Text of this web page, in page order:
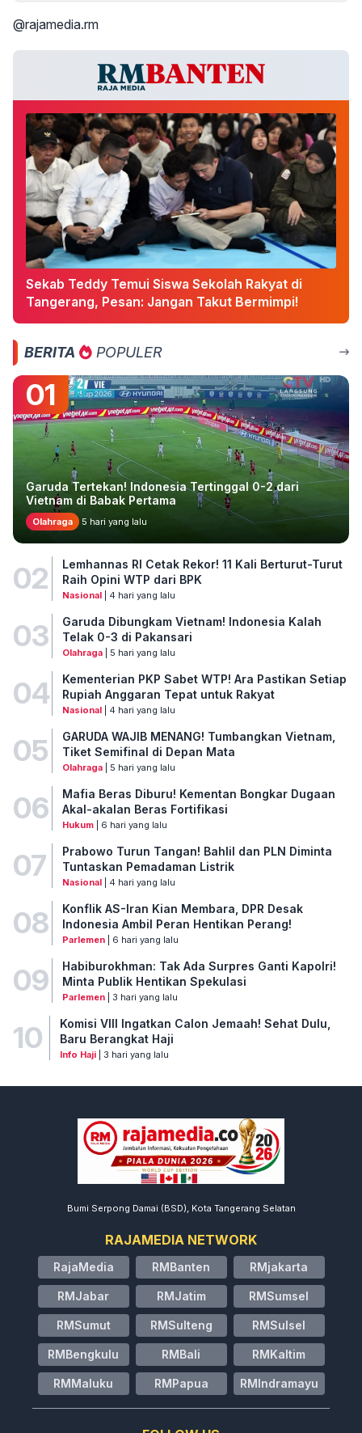
@rajamedia.rm
Sekab Teddy Temui Siswa Sekolah Rakyat di
Tangerang, Pesan: Jangan Takut Bermimpi!
BERITA POPULER
01
Garuda Tertekan! Indonesia Tertinggal 0-2 dari
Vietnam di Babak Pertama
Olahraga 5 hari yang lalu
02
Lemhannas RI Cetak Rekor! 11 Kali Berturut-Turut
Raih Opini WTP dari BPK
Nasional| 4 hari yang lalu
03
Garuda Dibungkam Vietnam! Indonesia Kalah
Telak 0-3 di Pakansari
Olahraga| 5 hari yang lalu
04
Kementerian PKP Sabet WTP! Ara Pastikan Setiap
Rupiah Anggaran Tepat untuk Rakyat
Nasional| 4 hari yang lalu
05
GARUDA WAJIB MENANG! Tumbangkan Vietnam,
Tiket Semifinal di Depan Mata
Olahraga| 5 hari yang lalu
06
Mafia Beras Diburu! Kementan Bongkar Dugaan
Akal-akalan Beras Fortifikasi
Hukum| 6 hari yang lalu
07
Prabowo Turun Tangan! Bahlil dan PLN Diminta
Tuntaskan Pemadaman Listrik
Nasional| 4 hari yang lalu
08
Konflik AS-Iran Kian Membara, DPR Desak
Indonesia Ambil Peran Hentikan Perang!
Parlemen| 6 hari yang lalu
09
Habiburokhman: Tak Ada Surpres Ganti Kapolri!
Minta Publik Hentikan Spekulasi
Parlemen| 3 hari yang lalu
10
Komisi VIII Ingatkan Calon Jemaah! Sehat Dulu,
Baru Berangkat Haji
Info Haji| 3 hari yang lalu
Bumi Serpong Damai (BSD), Kota Tangerang Selatan
RAJAMEDIA NETWORK
RajaMedia RMBanten RMjakarta
RMJabar RMJatim RMSumsel
RMSumut RMSulteng RMSulsel
RMBengkulu RMBali RMKaltim
RMMaluku RMPapua RMIndramayu